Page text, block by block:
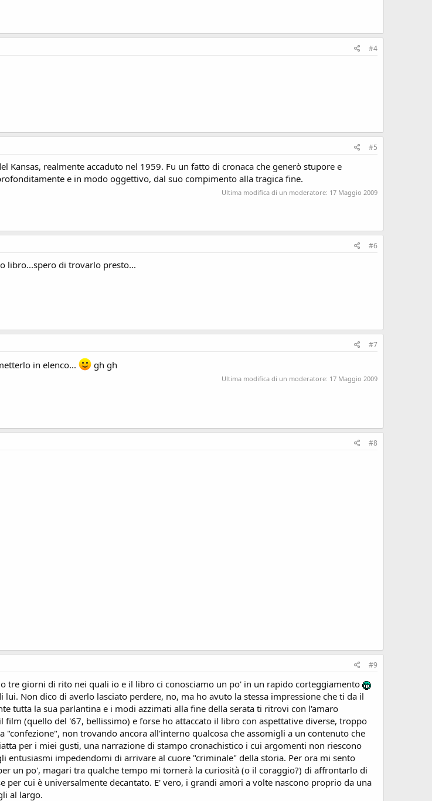
#4
#5
Kansas, realmente accaduto nel 1959. Fu un fatto di cronaca che generò stupore e
e in modo oggettivo, dal suo compimento alla tragica fine.
Ultima modifica di un moderatore: 17 Maggio 2009
#6
libro...spero di trovarlo presto...
#7
in elenco... gh gh
Ultima modifica di un moderatore: 17 Maggio 2009
#8
#9
tre giorni di rito nei quali io e il libro ci conosciamo un po' in un rapido corteggiamento
Non dico di averlo lasciato perdere, no, ma ho avuto la stessa impressione che ti da il
tutta la sua parlantina e i modi azzimati alla fine della serata ti ritrovi con l'amaro
(quello del '67, bellissimo) e forse ho attaccato il libro con aspettative diverse, troppo
non trovando ancora all'interno qualcosa che assomigli a un contenuto che
per i miei gusti, una narrazione di stampo cronachistico i cui argomenti non riescono
entusiasmi impedendomi di arrivare al cuore "criminale" della storia. Per ora mi sento
un po', magari tra qualche tempo mi tornerà la curiosità (o il coraggio?) di affrontarlo di
per cui è universalmente decantato. E' vero, i grandi amori a volte nascono proprio da una
al largo.